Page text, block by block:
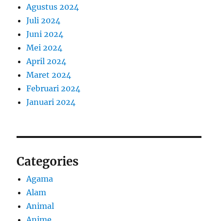
Agustus 2024
Juli 2024
Juni 2024
Mei 2024
April 2024
Maret 2024
Februari 2024
Januari 2024
Categories
Agama
Alam
Animal